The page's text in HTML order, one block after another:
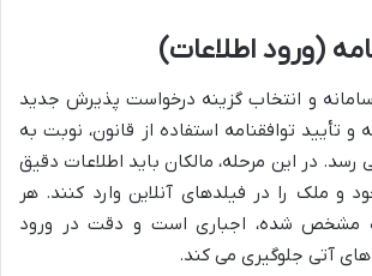
سامانه و انتخاب گزینه درخواست پذیرش جدید
تأیید توافقنامه استفاده از قانون، نوبت به
رسد. در این مرحله، مالکان باید اطلاعات دقیق
و ملک را در فیلدهای آنلاین وارد کنند. هر
مشخص شده، اجباری است و دقت در ورود
آتی جلوگیری می کند.